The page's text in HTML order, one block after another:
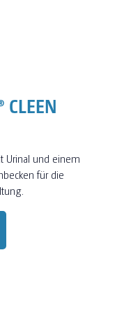
CLEEN
Urinal und einem
für die